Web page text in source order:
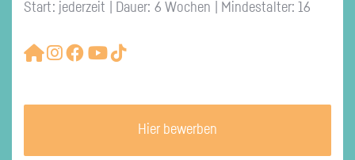
Start: jederzeit | Dauer: 6 Wochen | Mindestalter: 16
Hier bewerben